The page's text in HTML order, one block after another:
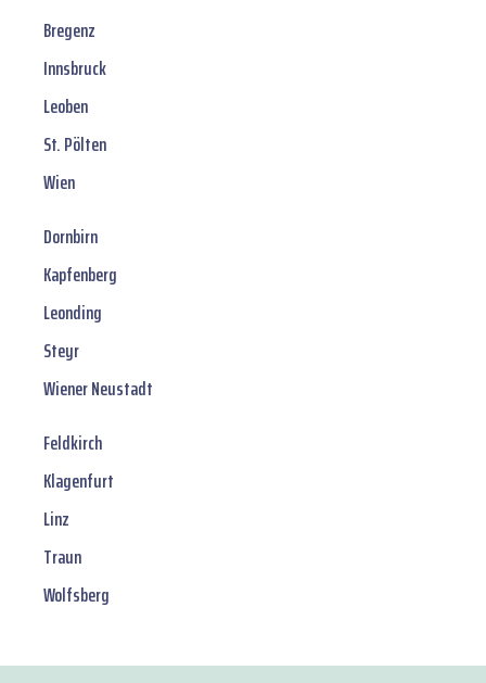
Bregenz
Innsbruck
Leoben
St. Pölten
Wien
Dornbirn
Kapfenberg
Leonding
Steyr
Wiener Neustadt
Feldkirch
Klagenfurt
Linz
Traun
Wolfsberg